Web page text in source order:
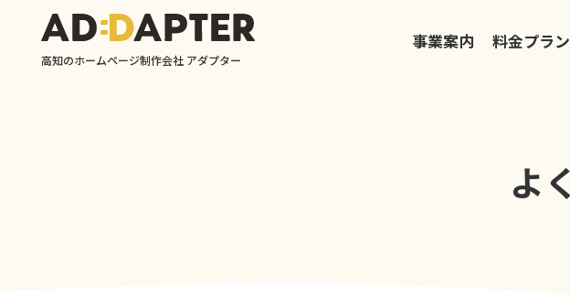
高知のホームページ制作会社 アダプター
事業案内 料金プラン
よ